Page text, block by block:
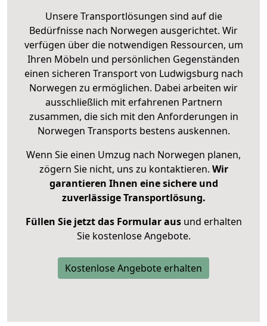
Unsere Transportlösungen sind auf die
Bedürfnisse nach Norwegen ausgerichtet. Wir
verfügen über die notwendigen Ressourcen, um
Ihren Möbeln und persönlichen Gegenständen
einen sicheren Transport von Ludwigsburg nach
Norwegen zu ermöglichen. Dabei arbeiten wir
ausschließlich mit erfahrenen Partnern
zusammen, die sich mit den Anforderungen in
Norwegen Transports bestens auskennen.
Wenn Sie einen Umzug nach Norwegen planen,
zögern Sie nicht, uns zu kontaktieren. Wir
garantieren Ihnen eine sichere und
zuverlässige Transportlösung.
Füllen Sie jetzt das Formular ausund erhalten
Sie kostenlose Angebote.
Kostenlose Angebote erhalten